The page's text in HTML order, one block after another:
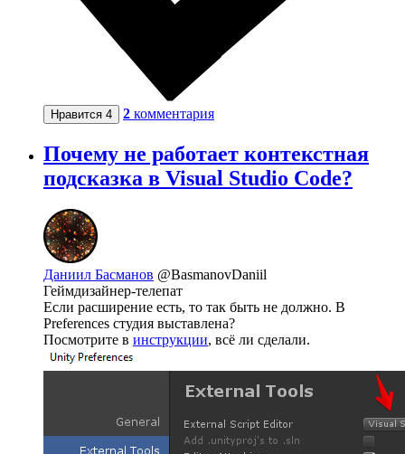
Нравится 4 2 комментария
Почему не работает контекстная
подсказка в Visual Studio Code?
Даниил Басманов @BasmanovDaniil
Геймдизайнер-телепат
Если расширение есть, то так быть не должно. В
Preferences студия выставлена?
Посмотрите в инструкции, всё ли сделали.